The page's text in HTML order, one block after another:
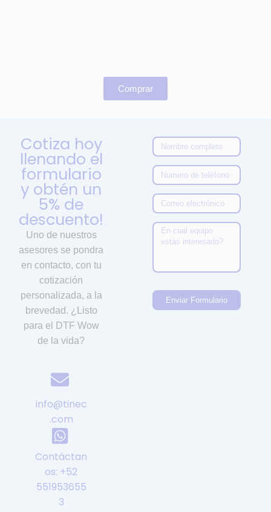
Comprar
Cotiza hoy
llenando el
formulario
y obtén un
5% de
descuento!
Uno de nuestros
asesores se pondra
en contacto, con tu
cotización
personalizada, a la
brevedad. ¿Listo
para el DTF Wow
de la vida?
info@tinec
.com
Contáctan
os: +52
551953655
3
Enviar Formulario